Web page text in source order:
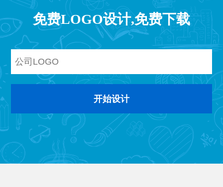
免费LOGO设计,免费下载